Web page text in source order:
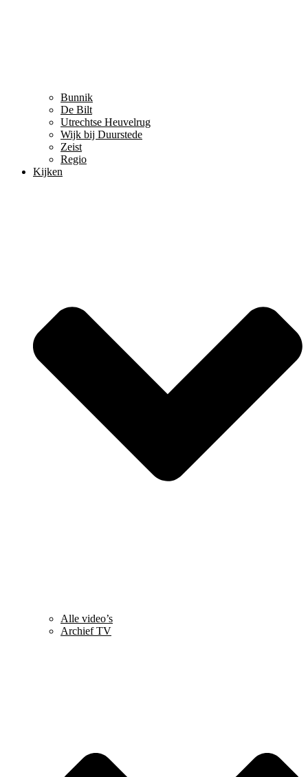
Bunnik
De Bilt
Utrechtse Heuvelrug
Wijk bij Duurstede
Zeist
Regio
Kijken
Alle video’s
Archief TV